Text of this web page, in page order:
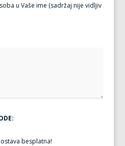
u Vaše ime (sadržaj nije vidljiv
besplatna!